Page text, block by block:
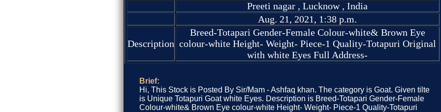
Preeti nagar , Lucknow , India
Aug. 21, 2021, 1:38 p.m.
Description
Breed-Totapari Gender-Female Colour-white& Brown Eye
colour-white Height- Weight- Piece-1 Quality-Totapuri Original
with white Eyes Full Address-
Brief:
Hi, This Stock is Posted By Sir/Mam - Ashfaq khan. The category is Goat. Given tilte
is Unique Totapuri Goat white Eyes. Description is Breed-Totapari Gender-Female
Colour-white& Brown Eye colour-white Height- Weight- Piece-1 Quality-Totapuri